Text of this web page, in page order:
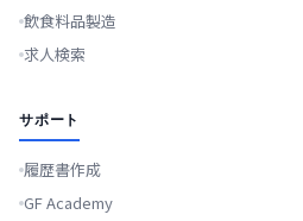
飲食料品製造
求人検索
サポート
履歴書作成
GF Academy